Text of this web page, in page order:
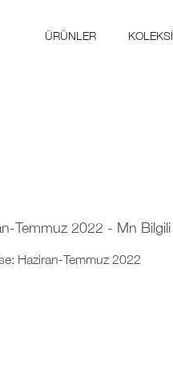
ÜRÜNLER
Haziran-Temmuz 2022